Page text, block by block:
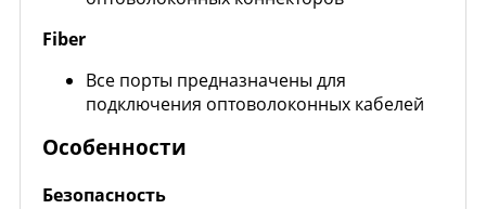
Fiber
Все порты предназначены для
подключения оптоволоконных кабелей
Особенности
Безопасность